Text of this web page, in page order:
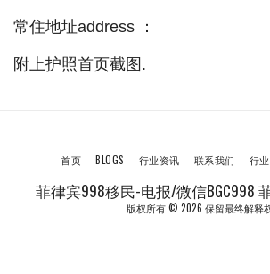
常住地址address ：
附上护照首页截图.
菲律宾998移民-电报/微信BGC998
版权所有 © 2026 保留最终解释
首页 BLOGS 行业资讯 联系我们 行